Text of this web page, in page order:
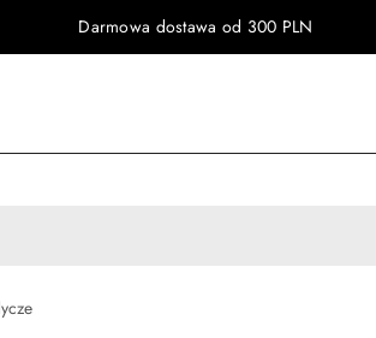
Darmowa dostawa od 300 PLN